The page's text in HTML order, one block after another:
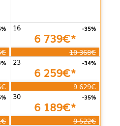
16 -35%
6 739€*
10 368€
23 -34%
6 259€*
9 629€
30 -35%
6 189€*
9 522€